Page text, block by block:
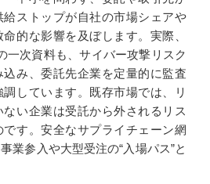
給ストップが自社の市場シェアや
的な影響を及ぼします。実際、
一次資料も、サイバー攻撃リスク
み、委託先企業を定量的に監査
しています。既存市場では、リ
い企業は受託から外されるリス
す。安全なサプライチェーン網
業参入や大型受注の“入場パス”と